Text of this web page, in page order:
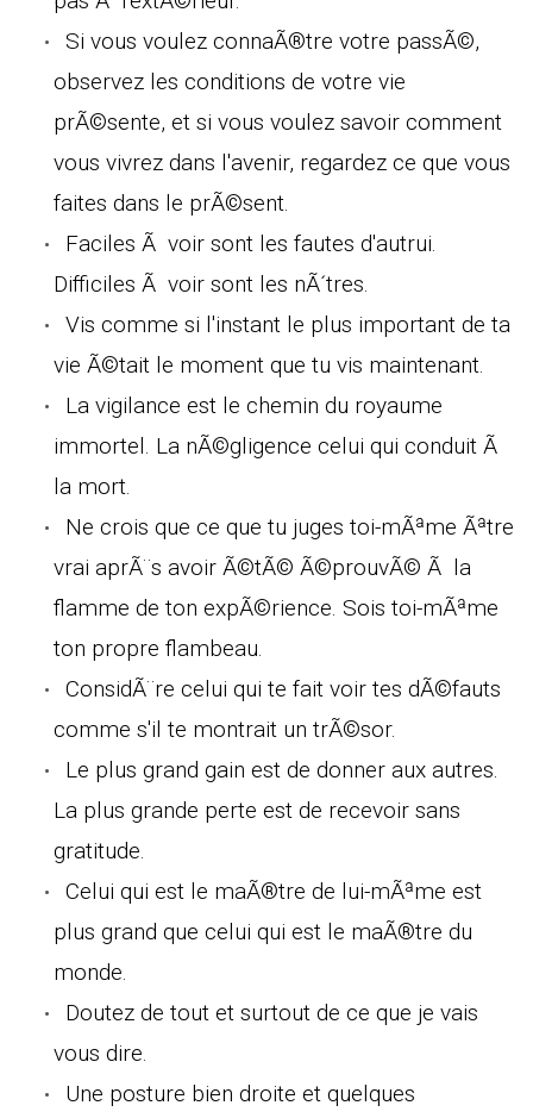
Si vous voulez connaÃ®tre votre passÃ©,
observez les conditions de votre vie
prÃ©sente, et si vous voulez savoir comment
vous vivrez dans l'avenir, regardez ce que vous
faites dans le prÃ©sent.
Faciles Ã voir sont les fautes d'autrui.
Difficiles Ã voir sont les nÃ´tres.
Vis comme si l'instant le plus important de ta
vie Ã©tait le moment que tu vis maintenant.
La vigilance est le chemin du royaume
immortel. La nÃ©gligence celui qui conduit Ã
la mort.
Ne crois que ce que tu juges toi-mÃªme Ãªtre
vrai aprÃ¨s avoir Ã©tÃ© Ã©prouvÃ© Ã la
flamme de ton expÃ©rience. Sois toi-mÃªme
ton propre flambeau.
ConsidÃ¨re celui qui te fait voir tes dÃ©fauts
comme s'il te montrait un trÃ©sor.
Le plus grand gain est de donner aux autres.
La plus grande perte est de recevoir sans
gratitude.
Celui qui est le maÃ®tre de lui-mÃªme est
plus grand que celui qui est le maÃ®tre du
monde.
Doutez de tout et surtout de ce que je vais
vous dire.
Une posture bien droite et quelques